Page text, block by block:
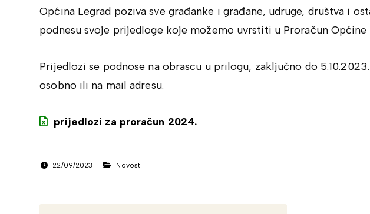
Općina Legrad poziva sve građanke i građane, udruge, društva i
podnesu svoje prijedloge koje možemo uvrstiti u Proračun Općine
Prijedlozi se podnose na obrascu u prilogu, zaključno do
osobno ili na mail adresu.
prijedlozi za proračun 2024.
22/09/2023 Novosti